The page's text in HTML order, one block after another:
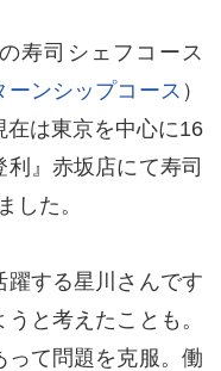
寿司シェフコース
ンシップコース ）
は東京を中心に16
』赤坂店にて寿司
した。
躍する星川さんです
と考えたことも。
って問題を克服。働